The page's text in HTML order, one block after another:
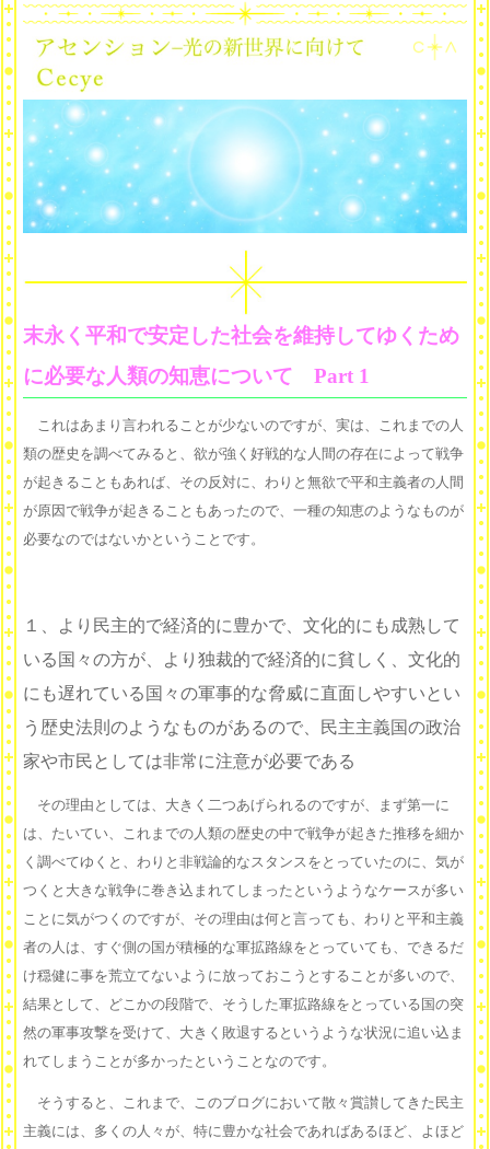
末永く平和で安定した社会を維持してゆくため
に必要な人類の知恵について Part 1
これはあまり言われることが少ないのですが、実は、これまでの人
類の歴史を調べてみると、欲が強く好戦的な人間の存在によって戦争
が起きることもあれば、その反対に、わりと無欲で平和主義者の人間
が原因で戦争が起きることもあったので、一種の知恵のようなものが
必要なのではないかということです。
１、より民主的で経済的に豊かで、文化的にも成熟して
いる国々の方が、より独裁的で経済的に貧しく、文化的
にも遅れている国々の軍事的な脅威に直面しやすいとい
う歴史法則のようなものがあるので、民主主義国の政治
家や市民としては非常に注意が必要である
その理由としては、大きく二つあげられるのですが、まず第一に
は、たいてい、これまでの人類の歴史の中で戦争が起きた推移を細か
く調べてゆくと、わりと非戦論的なスタンスをとっていたのに、気が
つくと大きな戦争に巻き込まれてしまったというようなケースが多い
ことに気がつくのですが、その理由は何と言っても、わりと平和主義
者の人は、すぐ側の国が積極的な軍拡路線をとっていても、できるだ
け穏健に事を荒立てないように放っておこうとすることが多いので、
結果として、どこかの段階で、そうした軍拡路線をとっている国の突
然の軍事攻撃を受けて、大きく敗退するというような状況に追い込ま
れてしまうことが多かったということなのです。
そうすると、これまで、このブログにおいて散々賞讃してきた民主
主義には、多くの人々が、特に豊かな社会であればあるほど、よほど